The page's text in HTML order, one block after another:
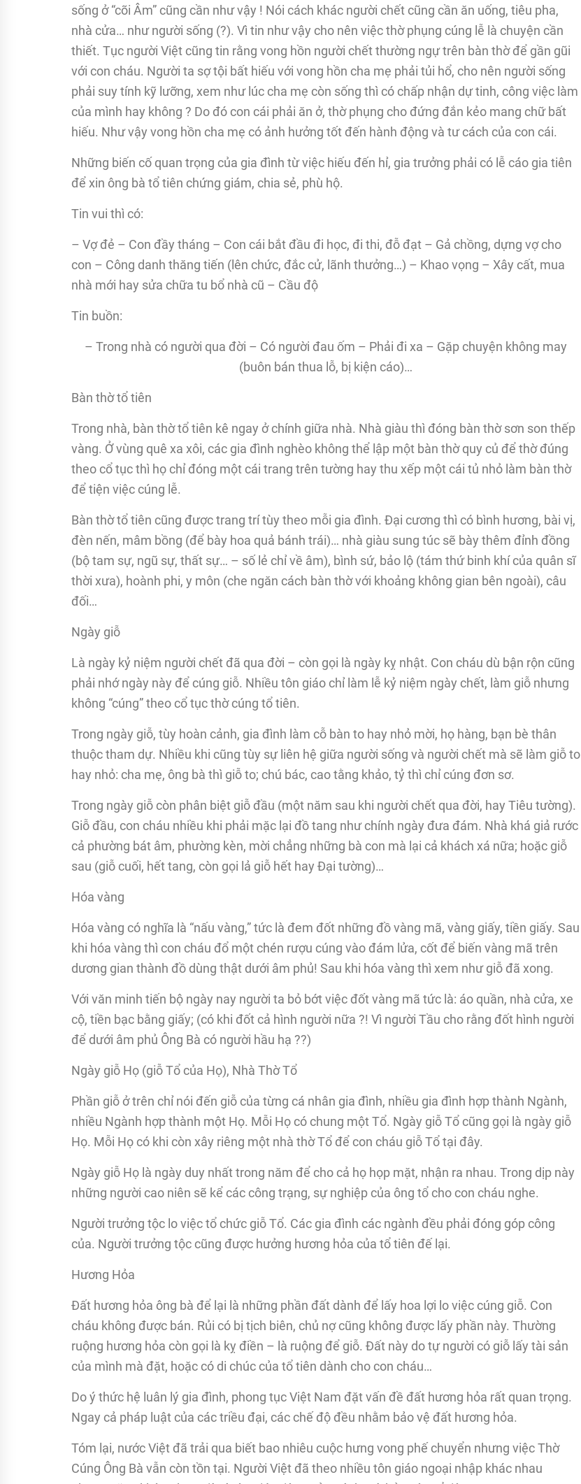
sống ở “cõi Âm” cũng cần như vậy ! Nói cách khác người chết cũng cần ăn uống, tiêu pha,
nhà cửa… như người sống (?). Vì tin như vậy cho nên việc thờ phụng cúng lễ là chuyện cần
thiết. Tục người Việt cũng tin rằng vong hồn người chết thường ngự trên bàn thờ để gần gũi
với con cháu. Người ta sợ tội bất hiếu với vong hồn cha mẹ phải tủi hổ, cho nên người sống
phải suy tính kỹ lưỡng, xem như lúc cha mẹ còn sống thì có chấp nhận dự tinh, công việc làm
của mình hay không ? Do đó con cái phải ăn ở, thờ phụng cho đứng đắn kẻo mang chữ bất
hiếu. Như vậy vong hồn cha mẹ có ảnh hưởng tốt đến hành động và tư cách của con cái.
Những biến cố quan trọng của gia đình từ việc hiếu đến hỉ, gia trưởng phải có lễ cáo gia tiên
để xin ông bà tổ tiên chứng giám, chia sẻ, phù hộ.
Tin vui thì có:
– Vợ đẻ – Con đầy tháng – Con cái bắt đầu đi học, đi thi, đỗ đạt – Gả chồng, dựng vợ cho
con – Công danh thăng tiến (lên chức, đắc cử, lãnh thưởng…) – Khao vọng – Xây cất, mua
nhà mới hay sửa chữa tu bổ nhà cũ – Cầu độ
Tin buồn:
– Trong nhà có người qua đời – Có người đau ốm – Phải đi xa – Gặp chuyện không may
(buôn bán thua lỗ, bị kiện cáo)…
Bàn thờ tổ tiên
Trong nhà, bàn thờ tổ tiên kê ngay ở chính giữa nhà. Nhà giàu thì đóng bàn thờ sơn son thếp
vàng. Ở vùng quê xa xôi, các gia đình nghèo không thể lập một bàn thờ quy củ để thờ đúng
theo cổ tục thì họ chỉ đóng một cái trang trên tường hay thu xếp một cái tủ nhỏ làm bàn thờ
để tiện việc cúng lễ.
Bàn thờ tổ tiên cũng được trang trí tùy theo mỗi gia đình. Đại cương thì có bình hương, bài vị,
đèn nến, mâm bồng (để bày hoa quả bánh trái)… nhà giàu sung túc sẽ bày thêm đỉnh đồng
(bộ tam sự, ngũ sự, thất sự… – số lẻ chỉ về âm), bình sứ, bảo lộ (tám thứ binh khí của quân sĩ
thời xưa), hoành phi, y môn (che ngăn cách bàn thờ với khoảng không gian bên ngoài), câu
đối…
Ngày giỗ
Là ngày kỷ niệm người chết đã qua đời – còn gọi là ngày kỵ nhật. Con cháu dù bận rộn cũng
phải nhớ ngày này để cúng giỗ. Nhiều tôn giáo chỉ làm lễ kỷ niệm ngày chết, làm giỗ nhưng
không “cúng” theo cổ tục thờ cúng tổ tiên.
Trong ngày giỗ, tùy hoàn cảnh, gia đình làm cỗ bàn to hay nhỏ mời, họ hàng, bạn bè thân
thuộc tham dự. Nhiều khi cũng tùy sự liên hệ giữa người sống và người chết mà sẽ làm giỗ to
hay nhỏ: cha mẹ, ông bà thì giỗ to; chú bác, cao tằng khảo, tỷ thì chỉ cúng đơn sơ.
Trong ngày giỗ còn phân biệt giỗ đầu (một năm sau khi người chết qua đời, hay Tiêu tường).
Giỗ đầu, con cháu nhiều khi phải mặc lại đồ tang như chính ngày đưa đám. Nhà khá giả rước
cả phường bát âm, phường kèn, mời chẳng những bà con mà lại cả khách xá nữa; hoặc giỗ
sau (giỗ cuối, hết tang, còn gọi lả giỗ hết hay Đại tường)…
Hóa vàng
Hóa vàng có nghĩa là “nấu vàng,” tức là đem đốt những đồ vàng mã, vàng giấy, tiền giấy. Sau
khi hóa vàng thì con cháu đổ một chén rượu cúng vào đám lửa, cốt để biến vàng mã trên
dương gian thành đồ dùng thật dưới âm phủ! Sau khi hóa vàng thì xem như giỗ đã xong.
Với văn minh tiến bộ ngày nay người ta bỏ bớt việc đốt vàng mã tức là: áo quần, nhà cửa, xe
cộ, tiền bạc bằng giấy; (có khi đốt cả hình người nữa ?! Vì người Tầu cho rằng đốt hình người
để dưới âm phủ Ông Bà có người hầu hạ ??)
Ngày giỗ Họ (giỗ Tổ của Họ), Nhà Thờ Tổ
Phần giỗ ở trên chỉ nói đến giỗ của từng cá nhân gia đình, nhiều gia đình hợp thành Ngành,
nhiều Ngành hợp thành một Họ. Mỗi Họ có chung một Tổ. Ngày giỗ Tổ cũng gọi là ngày giỗ
Họ. Mỗi Họ có khi còn xây riêng một nhà thờ Tổ để con cháu giỗ Tổ tại đây.
Ngày giỗ Họ là ngày duy nhất trong năm để cho cả họ họp mặt, nhận ra nhau. Trong dịp này
những người cao niên sẽ kể các công trạng, sự nghiệp của ông tổ cho con cháu nghe.
Người trưởng tộc lo việc tổ chức giỗ Tổ. Các gia đình các ngành đều phải đóng góp công
của. Người trưởng tộc cũng được hưởng hương hỏa của tổ tiên đế lại.
Hương Hỏa
Đất hương hỏa ông bà để lại là những phần đất dành để lấy hoa lợi lo việc cúng giỗ. Con
cháu không được bán. Rủi có bị tịch biên, chủ nợ cũng không được lấy phần này. Thường
ruộng hương hỏa còn gọi là kỵ điền – là ruộng để giỗ. Đất này do tự người có giỗ lấy tài sản
của mình mà đặt, hoặc có di chúc của tổ tiên dành cho con cháu…
Do ý thức hệ luân lý gia đình, phong tục Việt Nam đặt vấn đề đất hương hỏa rất quan trọng.
Ngay cả pháp luật của các triều đại, các chế độ đều nhằm bảo vệ đất hương hỏa.
Tóm lại, nước Việt đã trải qua biết bao nhiêu cuộc hưng vong phế chuyển nhưng việc Thờ
Cúng Ông Bà vẫn còn tồn tại. Người Việt đã theo nhiều tôn giáo ngoại nhập khác nhau